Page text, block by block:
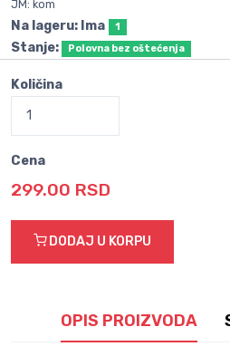
JM: kom
Na lageru: Ima 1
Stanje: Polovna bez oštećenja
Količina
Cena
299.00 RSD
DODAJ U KORPU
OPIS PROIZVODA